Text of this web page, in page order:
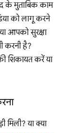
के मुताबिक काम
को लागू करने
आपको सुरक्षा
करनी है?
शिकायत करें या
या क्या